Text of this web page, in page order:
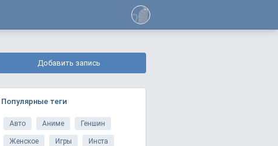
Добавить запись
Популярные теги
Авто Аниме Геншин
Женское Игры Инста